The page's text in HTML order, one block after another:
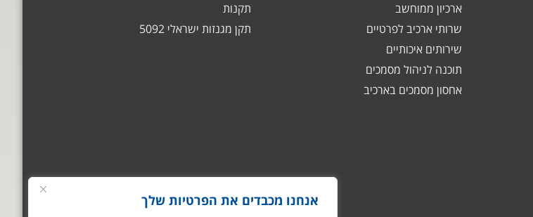
אנחנו מכבדים את הפרטיות שלך
תקנות
תקן מגנזות ישראלי 5092
ארכיון ממוחשב
שרותי ארכיב לפרטיים
שירותים איכותיים
תוכנה לניהול מסמכים
אחסון מסמכים בארכיב